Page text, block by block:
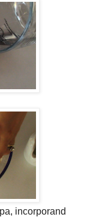
incorporand